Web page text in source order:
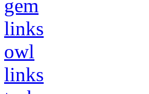
gem
links
owl
links